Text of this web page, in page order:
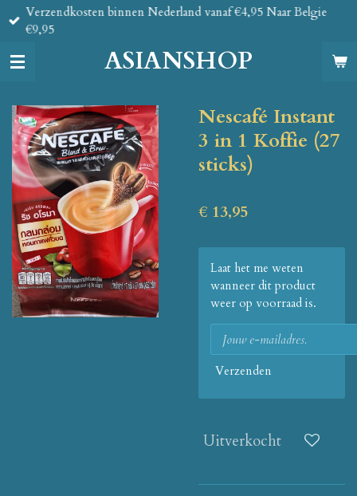
Ga
direct
de
ASIANSHOP
Verzendkosten binnen Nederland vanaf €4,95 Naar Belgie
€9,95
Nescafé Instant
3 in 1 Koffie (27
sticks)
€ 13,95
Laat het me weten
wanneer dit product
weer op voorraad is.
Verzenden
Uitverkocht